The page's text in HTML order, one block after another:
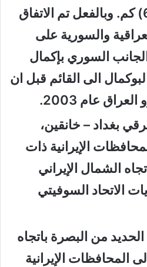
وبطول (60 – 65) كم. وبالفعل تم الاتفاق
والسورية على
السوري بإكمال
الى القائم قبل ان
عام 2003.
بغداد – خانقين،
الإيرانية ذات
الشمال الإيراني
الاتحاد السوفيتي
من البصرة باتجاه
المحافظات الإيرانية